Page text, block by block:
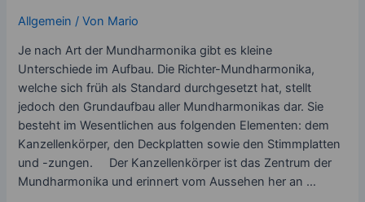
Allgemein / Von Mario
Je nach Art der Mundharmonika gibt es kleine
Unterschiede im Aufbau. Die Richter-Mundharmonika,
welche sich früh als Standard durchgesetzt hat, stellt
jedoch den Grundaufbau aller Mundharmonikas dar. Sie
besteht im Wesentlichen aus folgenden Elementen: dem
Kanzellenkörper, den Deckplatten sowie den Stimmplatten
und -zungen. Der Kanzellenkörper ist das Zentrum der
Mundharmonika und erinnert vom Aussehen her an …